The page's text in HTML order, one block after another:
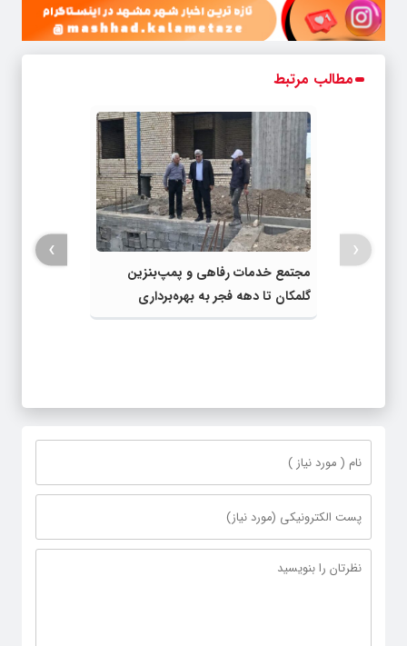
مطالب مرتبط
مجتمع خدمات رفاهی و پمپ‌بنزین
گلمکان تا دهه فجر به بهره‌برداری
می‌رسد
‹
›